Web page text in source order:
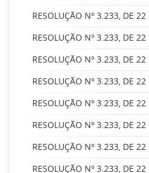
RESOLUÇÃO Nº 3.233, DE
RESOLUÇÃO Nº 3.233, DE
RESOLUÇÃO Nº 3.233, DE
RESOLUÇÃO Nº 3.233, DE
RESOLUÇÃO Nº 3.233, DE
RESOLUÇÃO Nº 3.233, DE
RESOLUÇÃO Nº 3.233, DE
RESOLUÇÃO Nº 3.233, DE